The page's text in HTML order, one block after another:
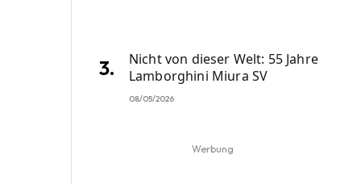
Nicht von dieser Welt: 55 Jahre
Lamborghini Miura SV
08/05/2026
Werbung